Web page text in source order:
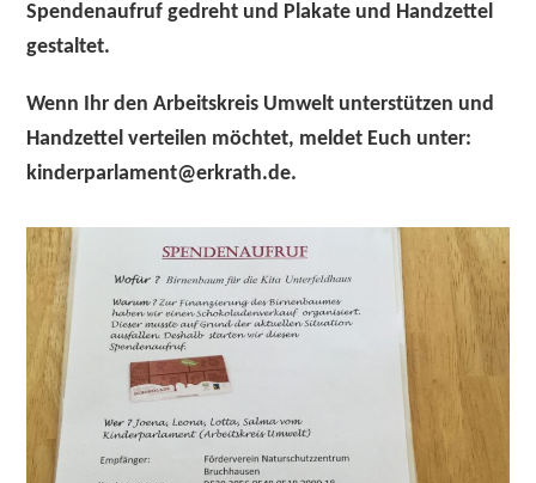
Spendenaufruf gedreht und Plakate und Handzettel
gestaltet.
Wenn Ihr den Arbeitskreis Umwelt unterstützen und
Handzettel verteilen möchtet, meldet Euch unter:
kinderparlament@erkrath.de.